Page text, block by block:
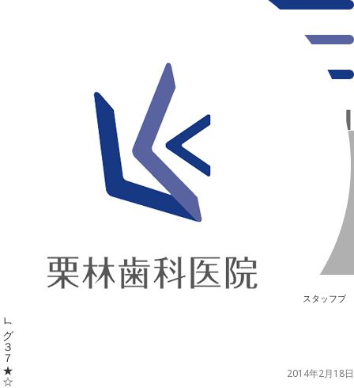
千葉県の新浦安にある歯医者｜☆★マロンブログ３７★☆ ☆★マロンブログ３７★☆
スタッフブ
2014年2月18日